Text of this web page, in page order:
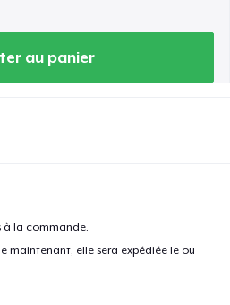
au panier
à la commande.
maintenant, elle sera expédiée le ou